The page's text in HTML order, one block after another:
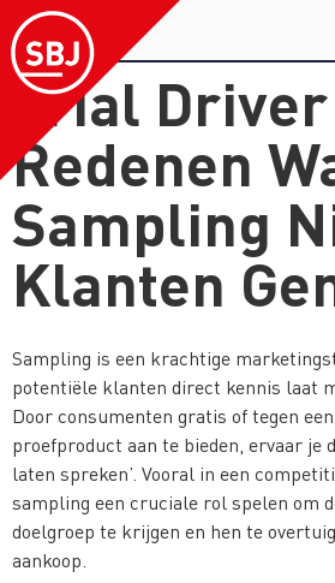
Trial Driver
Redenen
Sampling
Klanten
Sampling is een krachtige
potentiële klanten direct kennis laat
Door consumenten gratis of tegen
proefproduct aan te bieden, ervaar je
laten spreken’. Vooral in een
sampling een cruciale rol spelen om
doelgroep te krijgen en hen te
aankoop.